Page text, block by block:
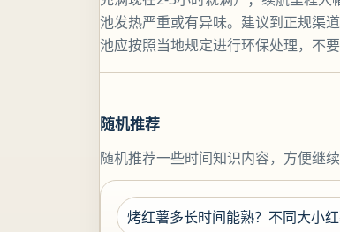
池发热严重或有异味。建议到正规渠
池应按照当地规定进行环保处理，不要
随机推荐
随机推荐一些时间知识内容，方便继续
烤红薯多长时间能熟？不同大小